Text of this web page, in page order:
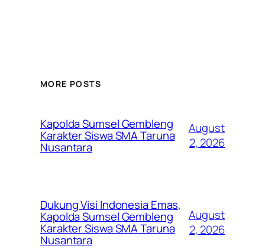
MORE POSTS
Kapolda Sumsel Gembleng
Karakter Siswa SMA Taruna
Nusantara
August
2, 2026
Dukung Visi Indonesia Emas,
Kapolda Sumsel Gembleng
Karakter Siswa SMA Taruna
Nusantara
August
2, 2026